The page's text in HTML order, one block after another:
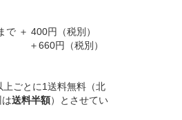
＋ 400円（税別）
660円（税別）
ごとに1送料無料（北
送料半額）とさせてい